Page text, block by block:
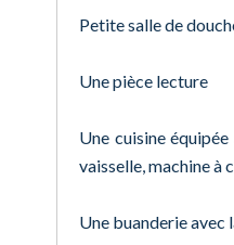
Petite salle de
Une pièce lecture
Une cuisine
vaisselle, machine
Une buanderie avec